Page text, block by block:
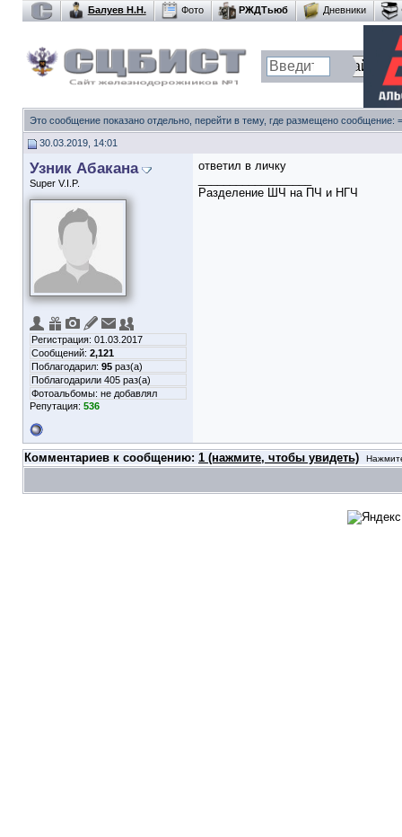
Балуев Н.Н. Фото РЖДТьюб Дневники
Это сообщение показано отдельно, перейти в тему, где размещено сообщение:
30.03.2019, 14:01
Узник Абакана
Super V.I.P.
Регистрация: 01.03.2017
Сообщений: 2,121
Поблагодарил: 95 раз(а)
Поблагодарили 405 раз(а)
Фотоальбомы: не добавлял
Репутация: 536
ответил в личку
Разделение ШЧ на ПЧ и НГЧ
Комментариев к сообщению: 1 (нажмите, чтобы увидеть)